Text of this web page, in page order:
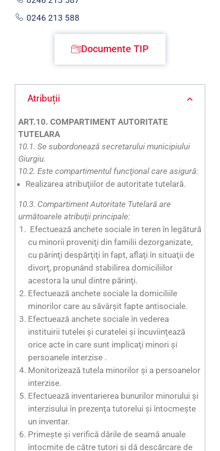
0246 213 588
Documente TIP
Atribuții
ART.10. COMPARTIMENT AUTORITATE
TUTELARA
10.1. Se subordonează secretarului municipiului
Giurgiu.
10.2. Este compartimentul funcţional care asigură:
Realizarea atribuţiilor de autoritate tutelară.
10.3. Compartiment Autoritate Tutelară are
următoarele atribuţii principale:
Efectuează anchete sociale în teren în legătură
cu minorii proveniţi din familii dezorganizate,
cu părinţi despărţiţi în fapt, aflaţi în situaţii de
divorţ, propunând stabilirea domiciliilor
acestora la unul dintre părinţi.
Efectuează anchete sociale la domiciliile
minorilor care au săvârşit fapte antisociale.
Efectuează anchete sociale în vederea
instituirii tutelei şi curatelei şi încuviinţează
orice acte în care sunt implicaţi minori și
persoanele interzise .
Monitorizează tutela minorilor și a persoanelor
interzise.
Efectuează inventarierea bunurilor minorului și
interzisului în prezenţa tutorelui şi întocmeşte
un inventar.
Primeşte şi verifică dările de seamă anuale
întocmite de către tutori şi dă descărcare de